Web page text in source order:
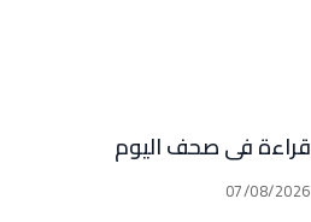
قراءة في صحف اليوم
07/08/2026